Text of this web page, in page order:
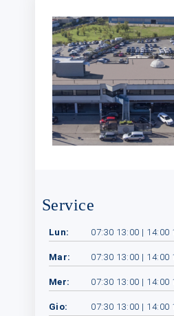
Service
Lun: 07:30 13:00 | 14:00
Mar: 07:30 13:00 | 14:00
Mer: 07:30 13:00 | 14:00
Gio: 07:30 13:00 | 14:00